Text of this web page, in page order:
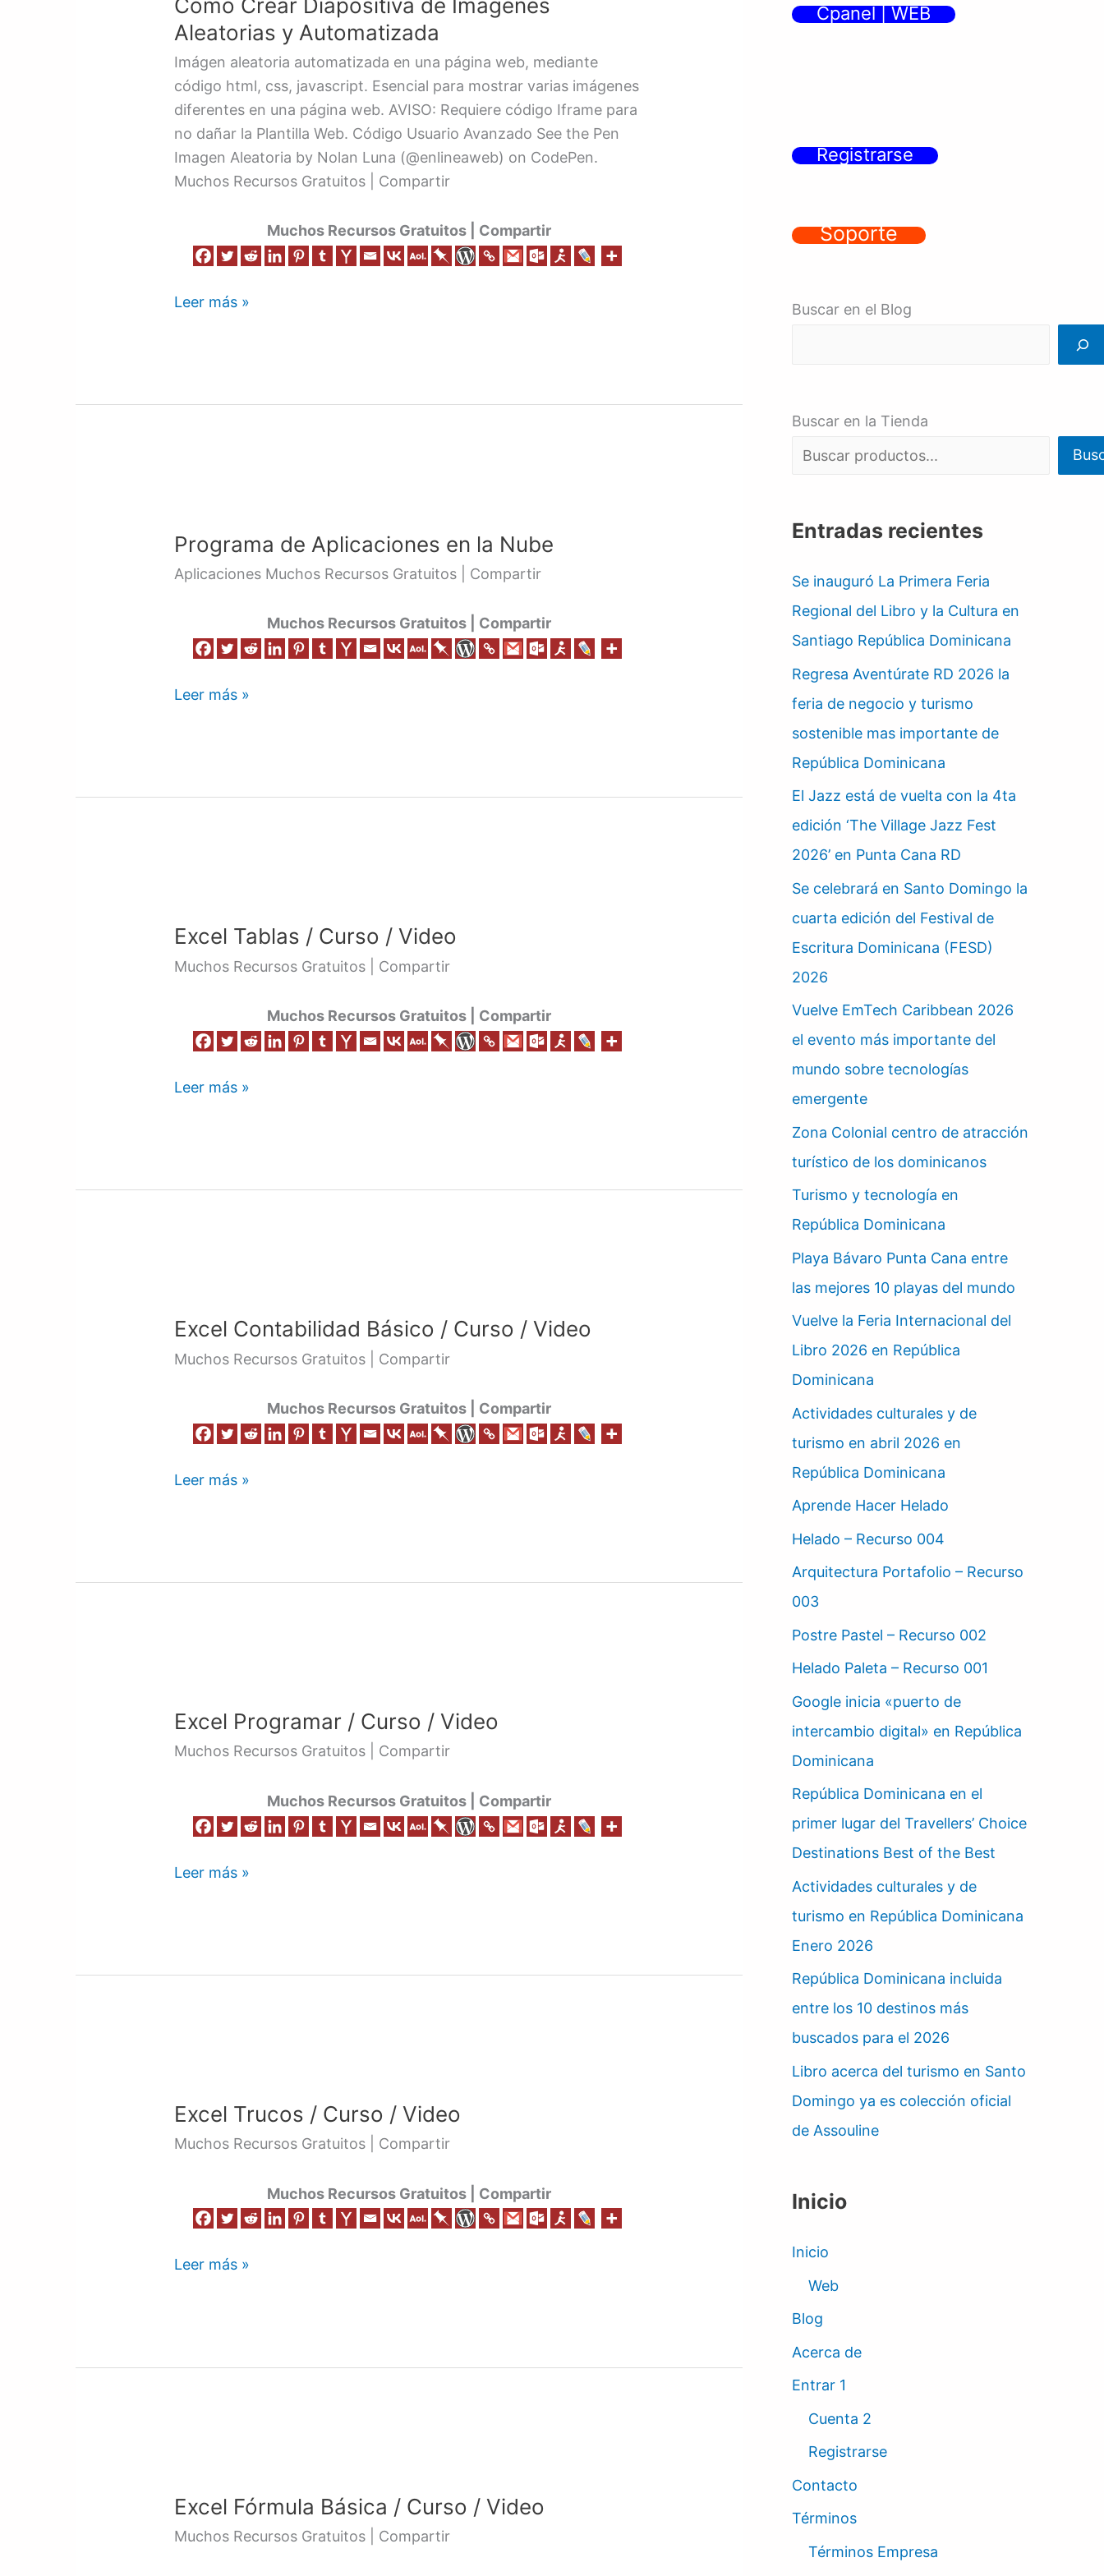
Como Crear Diapositiva de Imágenes
Aleatorias y Automatizada
Imágen aleatoria automatizada en una página web, mediante
código html, css, javascript. Esencial para mostrar varias imágenes
diferentes en una página web. AVISO: Requiere código Iframe para
no dañar la Plantilla Web. Código Usuario Avanzado See the Pen
Imagen Aleatoria by Nolan Luna (@enlineaweb) on CodePen.
Muchos Recursos Gratuitos | Compartir
Muchos Recursos Gratuitos | Compartir
de
Aleatorias
Leer más »
Programa de Aplicaciones en la Nube
Aplicaciones Muchos Recursos Gratuitos | Compartir
Muchos Recursos Gratuitos | Compartir
Aplicaciones
en
Leer más »
Excel Tablas / Curso / Video
Muchos Recursos Gratuitos | Compartir
Muchos Recursos Gratuitos | Compartir
/
Curso
Leer más »
Excel Contabilidad Básico / Curso / Video
Muchos Recursos Gratuitos | Compartir
Muchos Recursos Gratuitos | Compartir
Básico
/
Video
Leer más »
Excel Programar / Curso / Video
Muchos Recursos Gratuitos | Compartir
Muchos Recursos Gratuitos | Compartir
/
Curso
Leer más »
Excel Trucos / Curso / Video
Muchos Recursos Gratuitos | Compartir
Muchos Recursos Gratuitos | Compartir
/
Curso
Leer más »
Excel Fórmula Básica / Curso / Video
Muchos Recursos Gratuitos | Compartir
Básica
/
Cpanel | WEB
Registrarse
Soporte
Buscar en el Blog
Buscar en la Tienda
Entradas recientes
Se inauguró La Primera Feria
Regional del Libro y la Cultura en
Santiago República Dominicana
Regresa Aventúrate RD 2026 la
feria de negocio y turismo
sostenible mas importante de
República Dominicana
El Jazz está de vuelta con la 4ta
edición ‘The Village Jazz Fest
2026’ en Punta Cana RD
Se celebrará en Santo Domingo la
cuarta edición del Festival de
Escritura Dominicana (FESD)
2026
Vuelve EmTech Caribbean 2026
el evento más importante del
mundo sobre tecnologías
emergente
Zona Colonial centro de atracción
turístico de los dominicanos
Turismo y tecnología en
República Dominicana
Playa Bávaro Punta Cana entre
las mejores 10 playas del mundo
Vuelve la Feria Internacional del
Libro 2026 en República
Dominicana
Actividades culturales y de
turismo en abril 2026 en
República Dominicana
Aprende Hacer Helado
Helado – Recurso 004
Arquitectura Portafolio – Recurso
003
Postre Pastel – Recurso 002
Helado Paleta – Recurso 001
Google inicia «puerto de
intercambio digital» en República
Dominicana
República Dominicana en el
primer lugar del Travellers’ Choice
Destinations Best of the Best
Actividades culturales y de
turismo en República Dominicana
Enero 2026
República Dominicana incluida
entre los 10 destinos más
buscados para el 2026
Libro acerca del turismo en Santo
Domingo ya es colección oficial
de Assouline
Inicio
Inicio
Web
Blog
Acerca de
Entrar 1
Cuenta 2
Registrarse
Contacto
Términos
Términos Empresa